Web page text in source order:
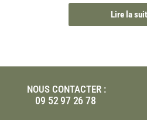
Lire la
NOUS CONTACTER :
09 52 97 26 78